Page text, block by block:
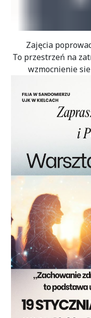
Zajęcia
To przestrzeń na
wzmocnienie